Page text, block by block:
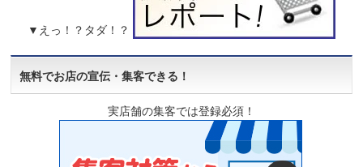
▼えっ！？タダ！？
無料でお店の宣伝・集客できる！
実店舗の集客では登録必須！